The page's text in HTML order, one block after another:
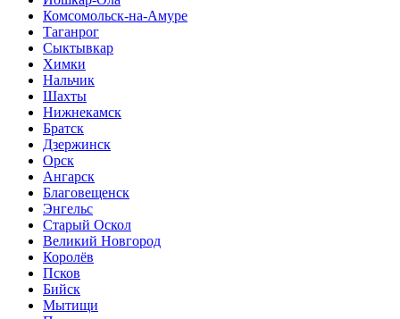
Комсомольск-на-Амуре
Таганрог
Сыктывкар
Химки
Нальчик
Шахты
Нижнекамск
Братск
Дзержинск
Орск
Ангарск
Благовещенск
Энгельс
Старый Оскол
Великий Новгород
Королёв
Псков
Бийск
Мытищи